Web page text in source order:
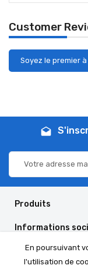
Customer
Soyez le premier
drafts
Produits
Informations
Informations de
En poursuivant
l'utilisation de